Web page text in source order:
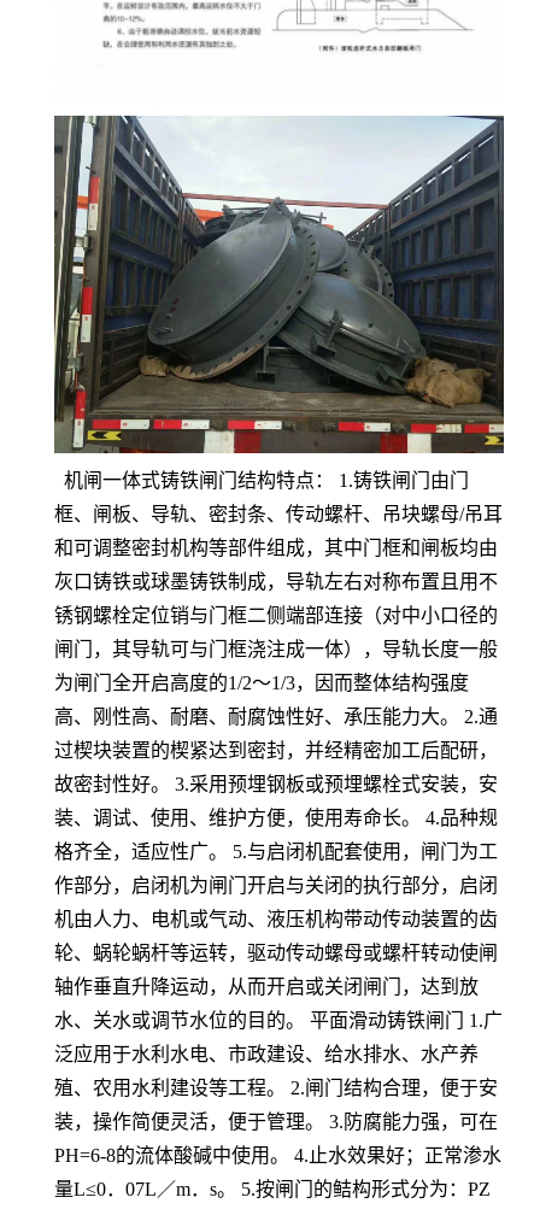
机闸一体式铸铁闸门结构特点： 1.铸铁闸门由门
框、闸板、导轨、密封条、传动螺杆、吊块螺母/吊耳
和可调整密封机构等部件组成，其中门框和闸板均由
灰口铸铁或球墨铸铁制成，导轨左右对称布置且用不
锈钢螺栓定位销与门框二侧端部连接（对中小口径的
闸门，其导轨可与门框浇注成一体），导轨长度一般
为闸门全开启高度的1/2～1/3，因而整体结构强度
高、刚性高、耐磨、耐腐蚀性好、承压能力大。 2.通
过楔块装置的楔紧达到密封，并经精密加工后配研，
故密封性好。 3.采用预埋钢板或预埋螺栓式安装，安
装、调试、使用、维护方便，使用寿命长。 4.品种规
格齐全，适应性广。 5.与启闭机配套使用，闸门为工
作部分，启闭机为闸门开启与关闭的执行部分，启闭
机由人力、电机或气动、液压机构带动传动装置的齿
轮、蜗轮蜗杆等运转，驱动传动螺母或螺杆转动使闸
轴作垂直升降运动，从而开启或关闭闸门，达到放
水、关水或调节水位的目的。 平面滑动铸铁闸门 1.广
泛应用于水利水电、市政建设、给水排水、水产养
殖、农用水利建设等工程。 2.闸门结构合理，便于安
装，操作简便灵活，便于管理。 3.防腐能力强，可在
PH=6-8的流体酸碱中使用。 4.止水效果好；正常渗水
量L≤0．07L／m．s。 5.按闸门的鲒构形式分为：PZ